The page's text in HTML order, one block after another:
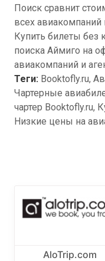
Поиск сравнит
всех авиакомпаний
Купить билеты
поиска Аймиго на
авиакомпаний и
Теги: Booktofly.ru,
Чартерные
чартер Booktofly.ru,
Низкие цены на
AloTrip.com